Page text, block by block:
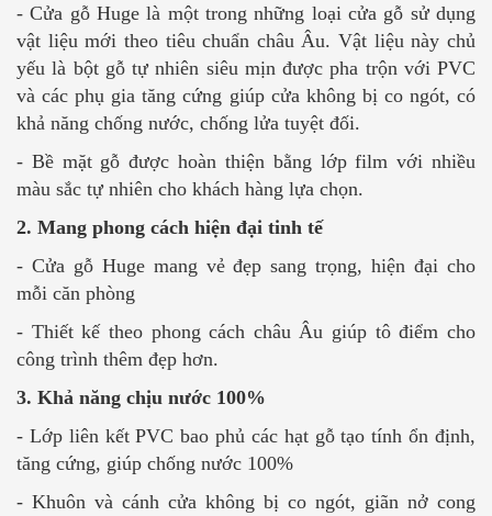
- Cửa gỗ Huge là một trong những loại cửa gỗ sử dụng
vật liệu mới theo tiêu chuẩn châu Âu. Vật liệu này chủ
yếu là bột gỗ tự nhiên siêu mịn được pha trộn với PVC
và các phụ gia tăng cứng giúp cửa không bị co ngót, có
khả năng chống nước, chống lửa tuyệt đối.
- Bề mặt gỗ được hoàn thiện bằng lớp film với nhiều
màu sắc tự nhiên cho khách hàng lựa chọn.
2. Mang phong cách hiện đại tinh tế
- Cửa gỗ Huge mang vẻ đẹp sang trọng, hiện đại cho
mỗi căn phòng
- Thiết kế theo phong cách châu Âu giúp tô điểm cho
công trình thêm đẹp hơn.
3. Khả năng chịu nước 100%
- Lớp liên kết PVC bao phủ các hạt gỗ tạo tính ổn định,
tăng cứng, giúp chống nước 100%
- Khuôn và cánh cửa không bị co ngót, giãn nở cong